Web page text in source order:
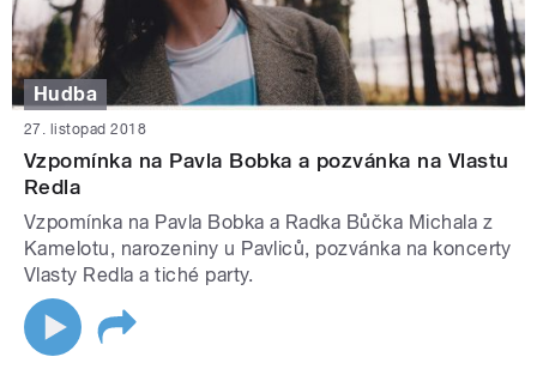
Hudba
27. listopad 2018
Vzpomínka na Pavla Bobka a pozvánka na Vlastu
Redla
Vzpomínka na Pavla Bobka a Radka Bůčka Michala z
Kamelotu, narozeniny u Pavliců, pozvánka na koncerty
Vlasty Redla a tiché party.